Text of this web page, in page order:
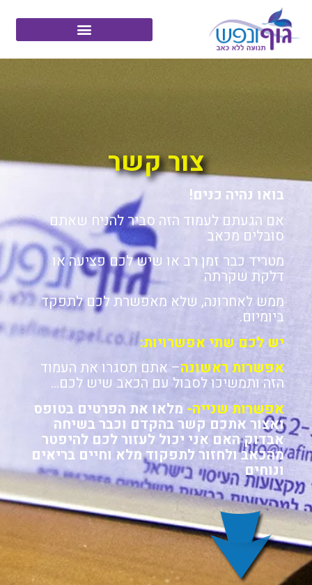
צור קשר
בואו נהיה כנים!
אם הגעתם לעמוד הזה סביר להניח שאתם
סובלים מכאב
מטריד כבר זמן רב או שיש לכם פציעה או
דלקת שקרתה
ממש לאחרונה, שלא מאפשרת לכם לתפקד
ביומיום.
יש לכם שתי אפשרויות:
אפשרות ראשונה– אתם תסגרו את העמוד
הזה ותמשיכו לסבול עם הכאב שיש לכם…
אפשרות שנייה- מלאו את הפרטים בטופס
ואצור אתכם קשר בהקדם וכבר בשיחה
אבדוק האם אני יכול לעזור לכם להיפטר
מהכאב ולחזור לתפקוד מלא וחיים בריאים
ונוחים